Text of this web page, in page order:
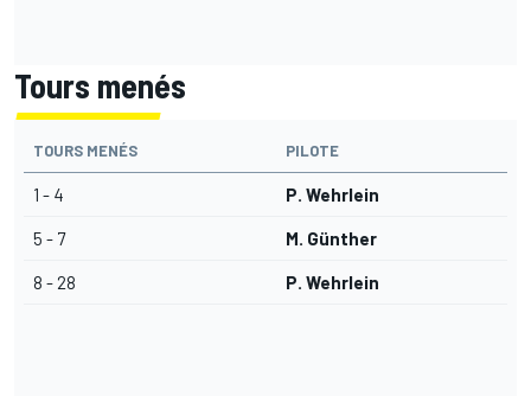
Tours menés
TOURS MENÉS PILOTE
1 - 4 P. Wehrlein
5 - 7 M. Günther
8 - 28 P. Wehrlein